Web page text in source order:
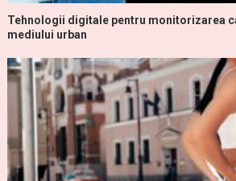
Tehnologii digitale pentru monitorizarea
mediului urban